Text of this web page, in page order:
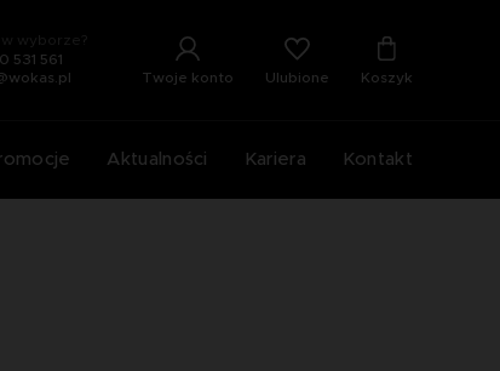
wyborze?
531 561
Twoje konto Ulubione Koszyk
Aktualności Kariera Kontakt